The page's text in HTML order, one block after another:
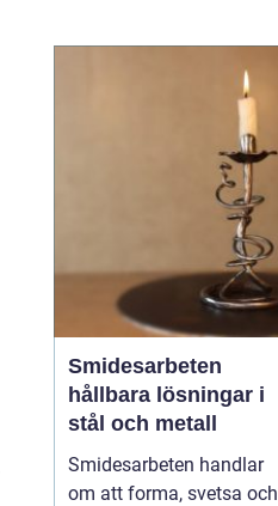
toaletter begränsas
funktionsnedsättning
och långväga resenäre...
Smidesarbeten
hållbara lösningar i
stål och metall
Smidesarbeten handlar
om att forma, svetsa och